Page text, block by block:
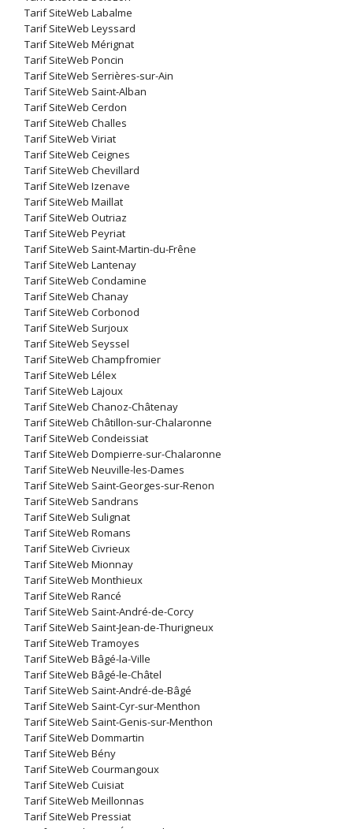
Tarif SiteWeb Labalme
Tarif SiteWeb Leyssard
Tarif SiteWeb Mérignat
Tarif SiteWeb Poncin
Tarif SiteWeb Serrières-sur-Ain
Tarif SiteWeb Saint-Alban
Tarif SiteWeb Cerdon
Tarif SiteWeb Challes
Tarif SiteWeb Viriat
Tarif SiteWeb Ceignes
Tarif SiteWeb Chevillard
Tarif SiteWeb Izenave
Tarif SiteWeb Maillat
Tarif SiteWeb Outriaz
Tarif SiteWeb Peyriat
Tarif SiteWeb Saint-Martin-du-Frêne
Tarif SiteWeb Lantenay
Tarif SiteWeb Condamine
Tarif SiteWeb Chanay
Tarif SiteWeb Corbonod
Tarif SiteWeb Surjoux
Tarif SiteWeb Seyssel
Tarif SiteWeb Champfromier
Tarif SiteWeb Lélex
Tarif SiteWeb Lajoux
Tarif SiteWeb Chanoz-Châtenay
Tarif SiteWeb Châtillon-sur-Chalaronne
Tarif SiteWeb Condeissiat
Tarif SiteWeb Dompierre-sur-Chalaronne
Tarif SiteWeb Neuville-les-Dames
Tarif SiteWeb Saint-Georges-sur-Renon
Tarif SiteWeb Sandrans
Tarif SiteWeb Sulignat
Tarif SiteWeb Romans
Tarif SiteWeb Civrieux
Tarif SiteWeb Mionnay
Tarif SiteWeb Monthieux
Tarif SiteWeb Rancé
Tarif SiteWeb Saint-André-de-Corcy
Tarif SiteWeb Saint-Jean-de-Thurigneux
Tarif SiteWeb Tramoyes
Tarif SiteWeb Bâgé-la-Ville
Tarif SiteWeb Bâgé-le-Châtel
Tarif SiteWeb Saint-André-de-Bâgé
Tarif SiteWeb Saint-Cyr-sur-Menthon
Tarif SiteWeb Saint-Genis-sur-Menthon
Tarif SiteWeb Dommartin
Tarif SiteWeb Bény
Tarif SiteWeb Courmangoux
Tarif SiteWeb Cuisiat
Tarif SiteWeb Meillonnas
Tarif SiteWeb Pressiat